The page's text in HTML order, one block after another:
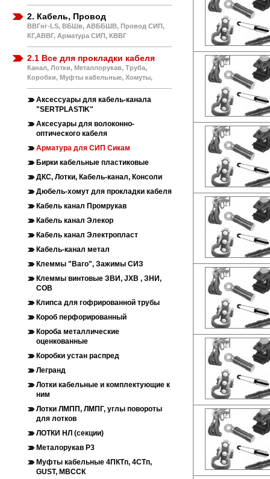
2. Кабель, Провод
ВВГнг-LS, ВБШв, АВББШВ, Провод СИП,
КГ,АВВГ, Арматура СИП, КВВГ
2.1 Все для прокладки кабеля
Канал, Лотки, Металлорукав, Труба,
Коробки, Муфты кабельные, Хомуты,
Аксессуары для кабель-канала
"SERTPLASTIK"
Аксесуары для волоконно-
оптического кабеля
Арматура для СИП Сикам
Бирки кабельные пластиковые
ДКС, Лотки, Кабель-канал, Консоли
Дюбель-хомут для прокладки кабеля
Кабель канал Промрукав
Кабель канал Элекор
Кабель канал Электропласт
Кабель-канал метал
Клеммы "Ваго", Зажимы СИЗ
Клеммы винтовые ЗВИ, JXB , ЗНИ,
СОВ
Клипса для гофрированной трубы
Короб перфорированный
Короба металлические
оценкованные
Коробки устан распред
Легранд
Лотки кабельные и комплектующие к
ним
Лотки ЛМПП, ЛМПГ, углы повороты
для лотков
ЛОТКИ НЛ (секции)
Металорукав Р3
Муфты кабельные 4ПКТп, 4СТп,
GUST, МВССК